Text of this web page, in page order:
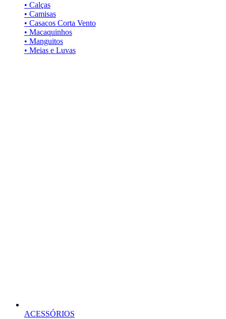
• Calças
• Camisas
• Casacos Corta Vento
• Macaquinhos
• Manguitos
• Meias e Luvas
ACESSÓRIOS